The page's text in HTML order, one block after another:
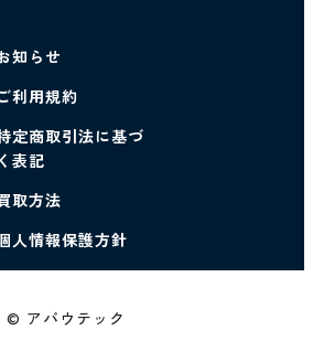
知らせ
利用規約
定商取引法に基づ
く表記
取方法
人情報保護方針
© アバウテック